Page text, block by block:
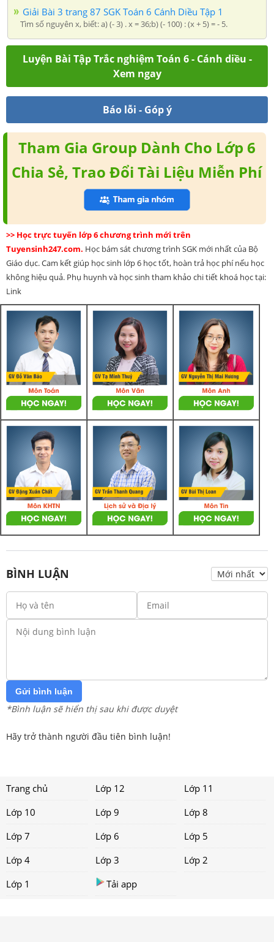
Giải Bài 3 trang 87 SGK Toán 6 Cánh Diều Tập 1
Tìm số nguyên x, biết: a) (- 3) . x = 36;b) (- 100) : (x + 5) = - 5.
Luyện Bài Tập Trắc nghiệm Toán 6 - Cánh diều -
Xem ngay
Báo lỗi - Góp ý
Tham Gia Group Dành Cho Lớp 6
Chia Sẻ, Trao Đổi Tài Liệu Miễn Phí
>> Học trực tuyến lớp 6 chương trình mới trên
Tuyensinh247.com. Học bám sát chương trình SGK mới nhất của Bộ
Giáo dục. Cam kết giúp học sinh lớp 6 học tốt, hoàn trả học phí nếu học
không hiệu quả. Phụ huynh và học sinh tham khảo chi tiết khoá học tại:
Link
BÌNH LUẬN
Gửi bình luận
*Bình luận sẽ hiển thị sau khi được duyệt
Hãy trở thành người đầu tiên bình luận!
Trang chủ Lớp 12
Lớp 11
Lớp 10
Lớp 9
Lớp 8
Lớp 7
Lớp 6
Lớp 5
Lớp 4
Lớp 3
Lớp 2
Lớp 1
Tải app